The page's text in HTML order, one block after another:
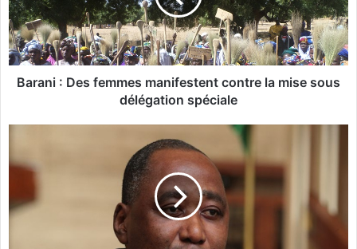
i
:
D
e
e
a
Barani : Des femmes manifestent contre la mise sous
délégation spéciale
t
’